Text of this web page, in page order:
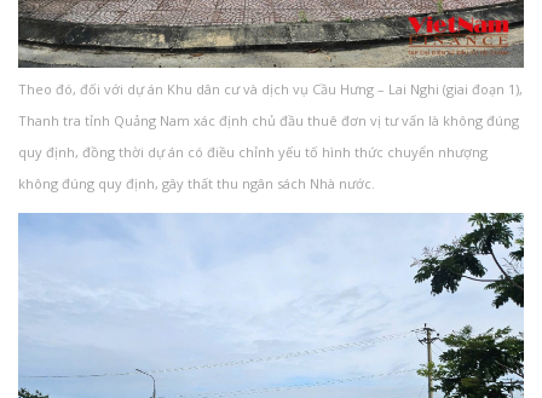
Theo đó, đối với dự án Khu dân cư và dịch vụ Cầu Hưng – Lai Nghi (giai đoạn 1),
Thanh tra tỉnh Quảng Nam xác định chủ đầu thuê đơn vị tư vấn là không đúng
quy định, đồng thời dự án có điều chỉnh yếu tố hình thức chuyển nhượng
không đúng quy định, gây thất thu ngân sách Nhà nước.